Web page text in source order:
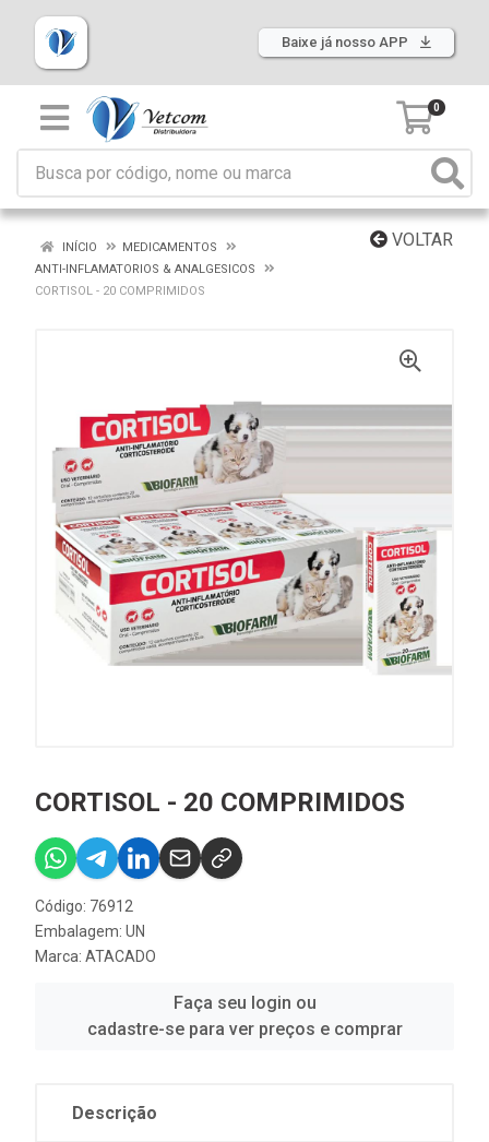
Baixe já nosso APP
0
VOLTAR
INÍCIO
MEDICAMENTOS
ANTI-INFLAMATORIOS & ANALGESICOS
CORTISOL - 20 COMPRIMIDOS
CORTISOL - 20 COMPRIMIDOS
Código: 76912
Embalagem: UN
Marca: ATACADO
Faça seu login ou
cadastre-se para ver preços e comprar
Descrição